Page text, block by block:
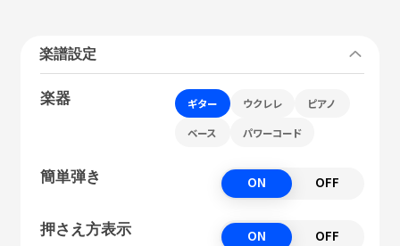
楽譜設定
楽器 ギター ウクレレ ピアノ
ベース パワーコード
簡単弾き ON OFF
押さえ方表示 ON OFF